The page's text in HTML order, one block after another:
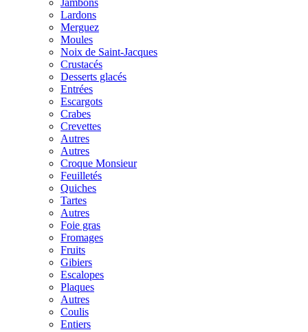
Jambons
Lardons
Merguez
Moules
Noix de Saint-Jacques
Crustacés
Desserts glacés
Entrées
Escargots
Crabes
Crevettes
Autres
Autres
Croque Monsieur
Feuilletés
Quiches
Tartes
Autres
Foie gras
Fromages
Fruits
Gibiers
Escalopes
Plaques
Autres
Coulis
Entiers